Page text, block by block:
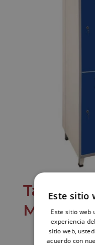
Taquilla
Este sitio
Este sitio web
experiencia
sitio web,
acuerdo con